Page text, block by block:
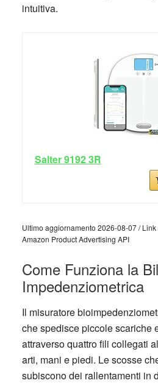
intuitiva.
Salter 9192 3R
Ultimo aggiornamento 2026-08-07 /
Amazon Product Advertising API
Come Funziona la
Impedenziometrica
Il misuratore
che spedisce piccole scariche
attraverso quattro fili collegati
arti, mani e piedi. Le scosse
subiscono dei rallentamenti in